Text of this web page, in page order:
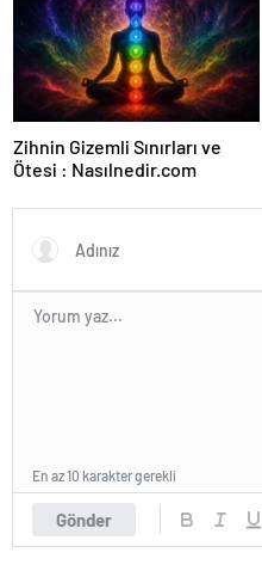
Zihnin Gizemli Sınırları ve
Ötesi : Nasılnedir.com
Gönder
En az 10 karakter gerekli